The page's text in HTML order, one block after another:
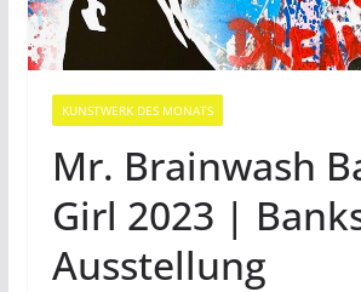
KUNSTWERK DES MONATS
Mr. Brainwash
Girl 2023 |
Ausstellung